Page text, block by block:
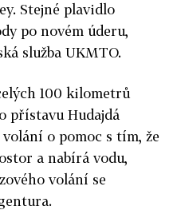
Stejné plavidlo
po novém úderu,
služba UKMTO.
100 kilometrů
přístavu Hudajdá
o pomoc s tím, že
a nabírá vodu,
volání se